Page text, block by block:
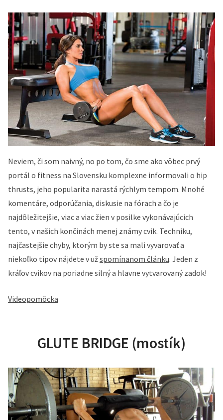
Neviem, či som naivný, no po tom, čo sme ako vôbec prvý
portál o fitness na Slovensku komplexne informovali o hip
thrusts, jeho popularita narastá rýchlym tempom. Mnohé
komentáre, odporúčania, diskusie na fórach a čo je
najdôležitejšie, viac a viac žien v posilke vykonávajúcich
tento, v našich končinách menej známy cvik. Techniku,
najčastejšie chyby, ktorým by ste sa mali vyvarovať a
niekoľko tipov nájdete v užspomínanom článku. Jeden z
kráľov cvikov na poriadne silný a hlavne vytvarovaný zadok!
Videopomôcka
GLUTE BRIDGE (mostík)